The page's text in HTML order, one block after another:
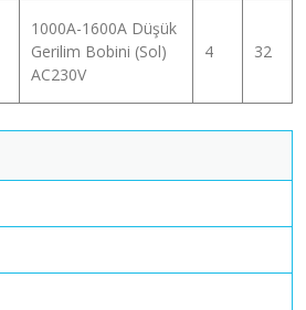
1000A-1600A Düşük
Gerilim Bobini (Sol)
AC230V
4 32